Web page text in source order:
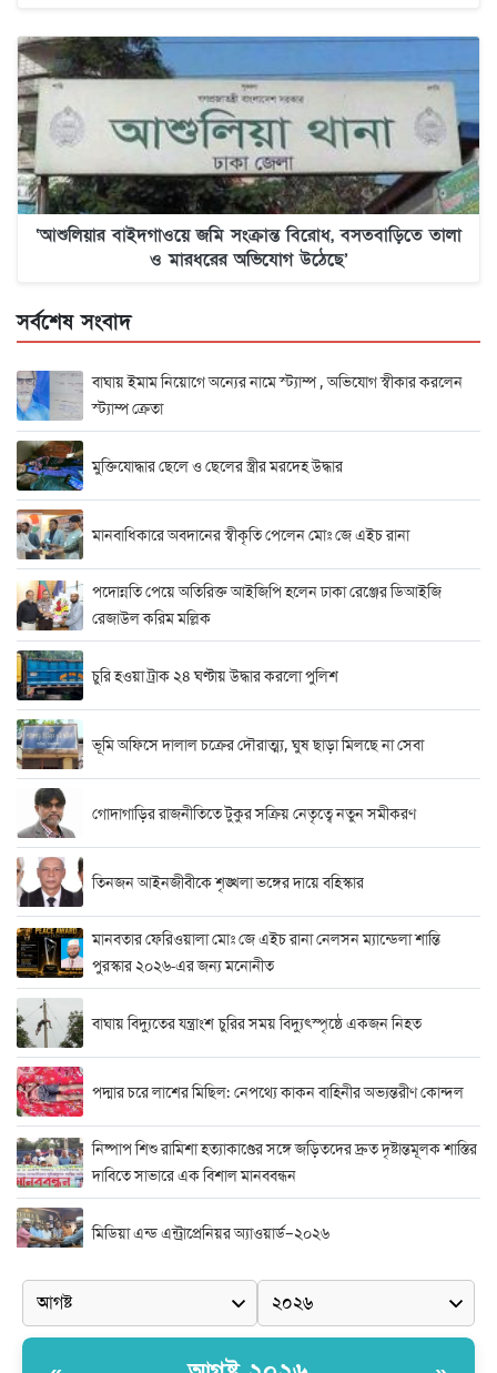
‘আশুলিয়ার বাইদগাওয়ে জমি সংক্রান্ত বিরোধ, বসতবাড়িতে তালা
ও মারধরের অভিযোগ উঠেছে’
সর্বশেষ সংবাদ
বাঘায় ইমাম নিয়োগে অন্যের নামে স্ট্যাম্প , অভিযোগ স্বীকার করলেন
স্ট্যাম্প ক্রেতা
মুক্তিযোদ্ধার ছেলে ও ছেলের স্ত্রীর মরদেহ উদ্ধার
মানবাধিকারে অবদানের স্বীকৃতি পেলেন মোঃ জে এইচ রানা
পদোন্নতি পেয়ে অতিরিক্ত আইজিপি হলেন ঢাকা রেঞ্জের ডিআইজি
রেজাউল করিম মল্লিক
চুরি হওয়া ট্রাক ২৪ ঘণ্টায় উদ্ধার করলো পুলিশ
ভূমি অফিসে দালাল চক্রের দৌরাত্ম্য, ঘুষ ছাড়া মিলছে না সেবা
গোদাগাড়ির রাজনীতিতে টুকুর সক্রিয় নেতৃত্বে নতুন সমীকরণ
তিনজন আইনজীবীকে শৃঙ্খলা ভঙ্গের দায়ে বহিস্কার
মানবতার ফেরিওয়ালা মোঃ জে এইচ রানা নেলসন ম্যান্ডেলা শান্তি
পুরস্কার ২০২৬-এর জন্য মনোনীত
বাঘায় বিদ্যুতের যন্ত্রাংশ চুরির সময় বিদ্যুৎস্পৃষ্ঠে একজন নিহত
পদ্মার চরে লাশের মিছিল: নেপথ্যে কাকন বাহিনীর অভ্যন্তরীণ কোন্দল
নিষ্পাপ শিশু রামিশা হত্যাকাণ্ডের সঙ্গে জড়িতদের দ্রুত দৃষ্টান্তমূলক শাস্তির
দাবিতে সাভারে এক বিশাল মানববন্ধন
মিডিয়া এন্ড এন্ট্রাপ্রেনিয়র অ্যাওয়ার্ড–২০২৬
দুর্নীতি ও অনিয়মের অভিযোগে অভিযুক্ত সাব-রেজিস্ট্রার মো. জাকির